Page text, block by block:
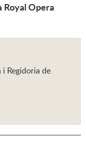
Royal Opera
Regidoria de